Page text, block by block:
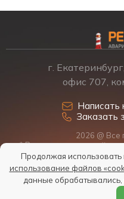
г.
офис 707,
Написать
Заказать
2026 @
* Размещенная на сайте
является офертой,
обсуждаются
Политика
Согласие на
Продолжая использовать
использование файлов
данные обрабатывались,